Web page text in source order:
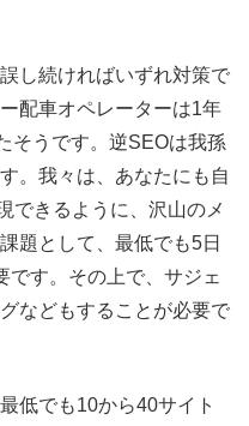
し続ければいずれ対策で
配車オペレーターは1年
そうです。逆SEOは我孫
。我々は、あなたにも自
できるように、沢山のメ
題として、最低でも5日
です。その上で、サジェ
などもすることが必要で
低でも10から40サイト